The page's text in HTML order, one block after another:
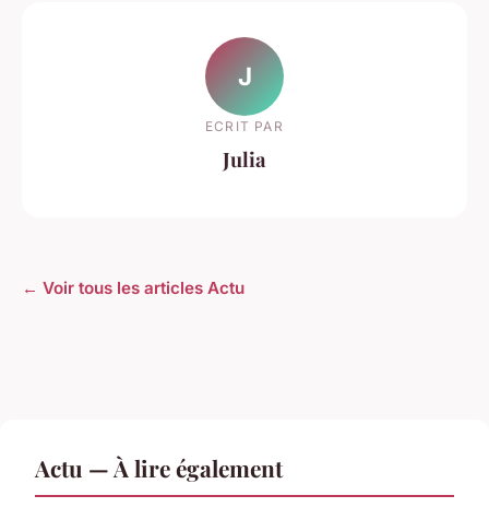
J
ECRIT PAR
Julia
← Voir tous les articles Actu
Actu — À lire également